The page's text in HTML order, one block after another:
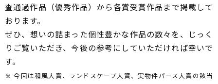
査通過作品（優秀作品）から各賞受賞作品まで掲載して
おります。
ぜひ、想いの詰まった個性豊かな作品の数々を、じっく
りご覧いただき、今後の参考にしていただければ幸いで
す。
※ 今回は和風大賞、ランドスケープ大賞、実物件パース大賞の該当